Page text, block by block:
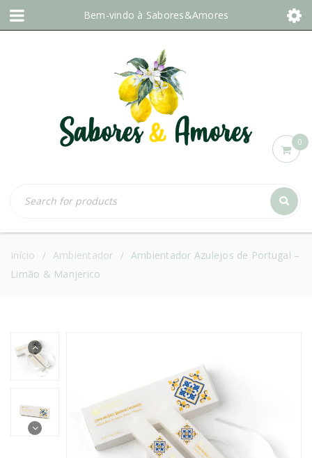
Bem-vindo à Sabores&Amores
0
Início / Ambientador /
Ambientador Azulejos de Portugal –
Limão & Manjerico